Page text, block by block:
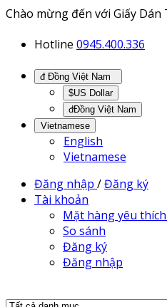
Chào mừng đến với Giấy
Hotline 0945.400.336
$US Dollar
đĐồng Việt Nam
Vietnamese
English
Vietnamese
Đăng nhập /Đăng ký
Tài khoản
Mặt hàng yêu thích
So sánh
Đăng ký
Đăng nhập